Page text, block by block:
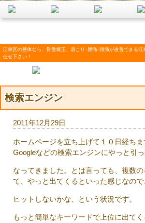
江東区の整体なら、骨盤矯正、肩こり･腰痛･頭痛が改善できる
任せ下さい！
検索エンジン
2011年12月29日
ホームページを立ち上げて１０日経ち
Googleなどの検索エンジンにやっと引
なってきました。とは言っても、複数
て、やっと出てくるといった感じなの
ヒットしないかな、という状況です。
もっと簡単なキーワードで上位に出てく